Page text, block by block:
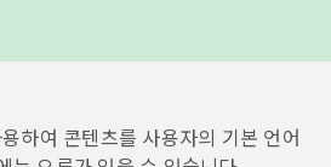
하여 콘텐츠를 사용자의 기본 언어